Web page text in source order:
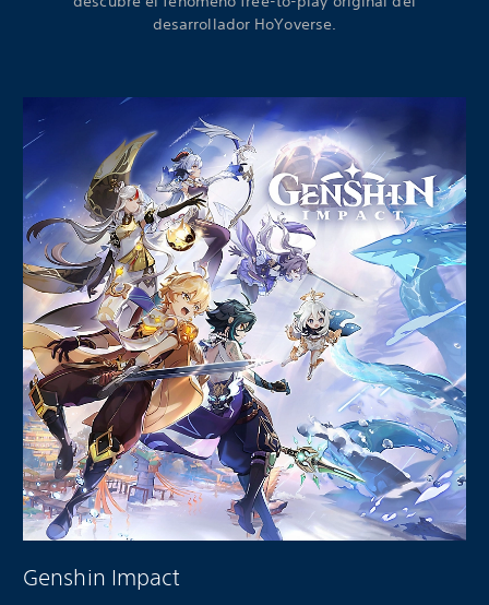
desarrollador HoYoverse.
Genshin Impact